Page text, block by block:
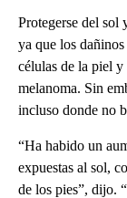
Protegerse del sol
ya que los
células de la piel
melanoma. Sin
incluso donde no
“Ha habido un
expuestas al sol,
de los pies”, dijo.